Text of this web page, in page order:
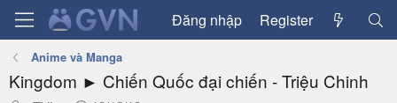
Đăng nhập Register
Anime và Manga
Kingdom ► Chiến Quốc đại chiến - Triệu Chinh